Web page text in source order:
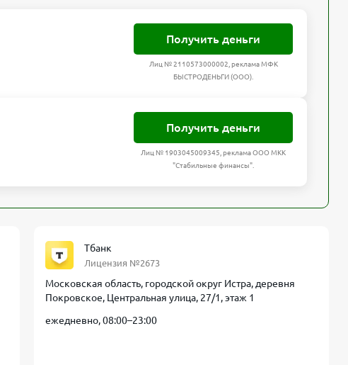
Получить деньги
Лиц № 2110573000002, реклама МФК
БЫСТРОДЕНЬГИ (ООО).
Получить деньги
Лиц № 1903045009345, реклама ООО МКК
"Стабильные финансы".
Тбанк
Лицензия №2673
Московская область, городской округ Истра, деревня
Покровское, Центральная улица, 27/1, этаж 1
ежедневно, 08:00–23:00